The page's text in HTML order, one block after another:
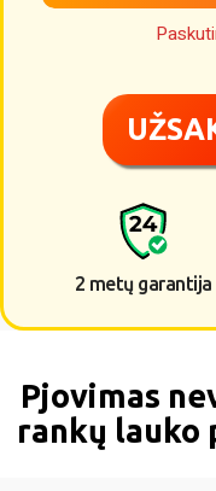
2 metų garantija
Pjovimas
rankų lauko